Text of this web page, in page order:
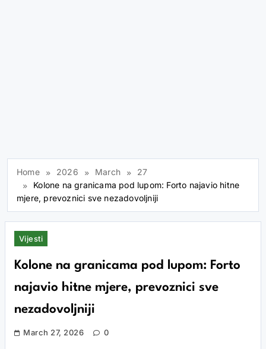
Home 2026 March
27
Kolone na granicama pod lupom: Forto najavio hitne
mjere, prevoznici sve nezadovoljniji
Vijesti
Kolone na granicama pod lupom: Forto
najavio hitne mjere, prevoznici sve
nezadovoljniji
March 27, 2026 0